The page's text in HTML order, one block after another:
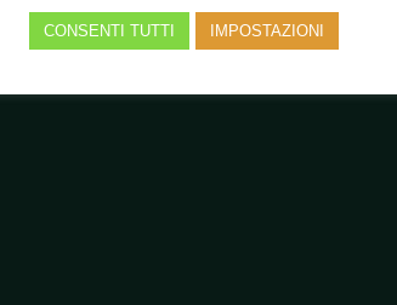
CONSENTI TUTTI IMPOSTAZIONI